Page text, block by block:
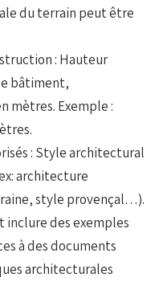
du terrain peut être
: Hauteur
bâtiment,
mètres. Exemple :
: Style architectural
architecture
style provençal…).
inclure des exemples
à des documents
architecturales